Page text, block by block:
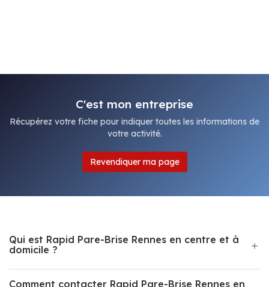
C'est mon entreprise
Récupérez votre fiche pour indiquer toutes les informations de
votre activité.
Revendiquer ma page
Qui est Rapid Pare-Brise Rennes en centre et à
domicile ?
Comment contacter Rapid Pare-Brise Rennes en